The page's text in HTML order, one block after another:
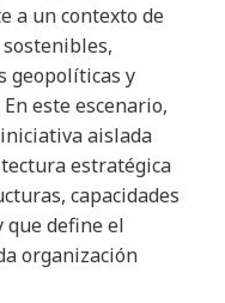
a un contexto de
geopolíticas y
este escenario,
aislada
estratégica
capacidades
que define el
organización